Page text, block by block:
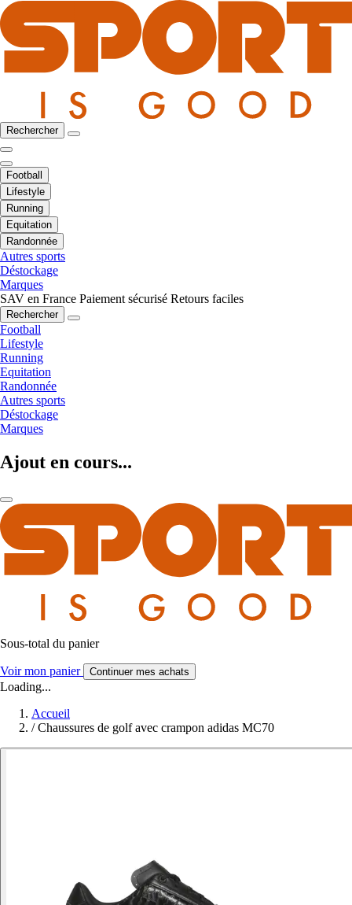
Rechercher
Football
Lifestyle
Running
Equitation
Randonnée
Autres sports
Déstockage
Marques
SAV en France Paiement sécurisé Retours faciles
Rechercher
Football
Lifestyle
Running
Equitation
Randonnée
Autres sports
Déstockage
Marques
Ajout en cours...
Sous-total du panier
Voir mon panier Continuer mes achats
Loading...
Accueil
/ Chaussures de golf avec crampon adidas MC70